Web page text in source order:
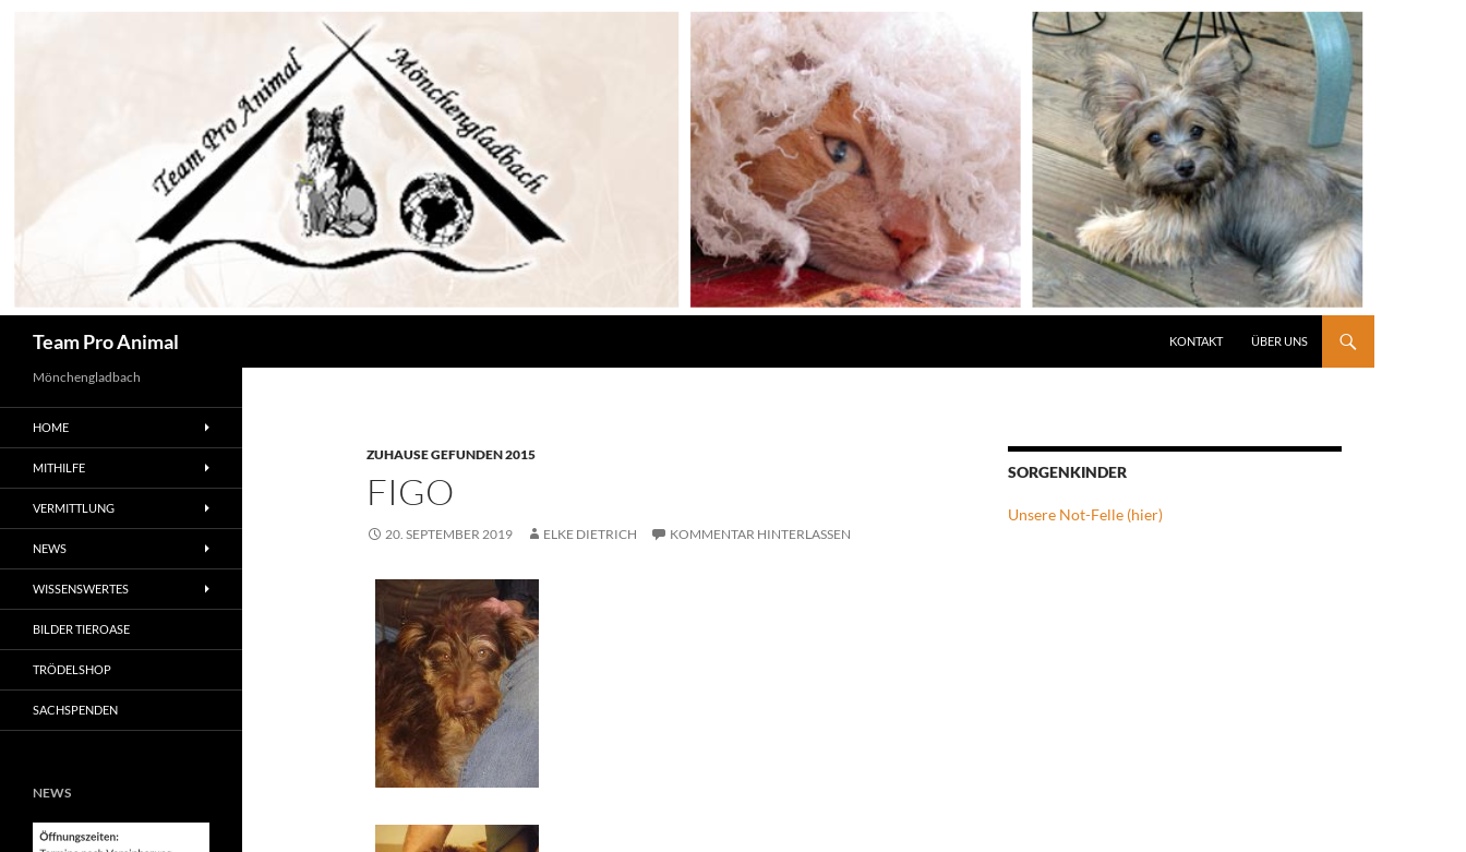
Team Pro Animal KONTAKT ÜBER UNS
ZUHAUSE GEFUNDEN 2015
FIGO
20. SEPTEMBER 2019 ELKE DIETRICH KOMMENTAR HINTERLASSEN
SORGENKINDER
Unsere Not-Felle (hier)
Mönchengladbach
HOME
MITHILFE
VERMITTLUNG
NEWS
WISSENSWERTES
BILDER TIEROASE
TRÖDELSHOP
SACHSPENDEN
NEWS